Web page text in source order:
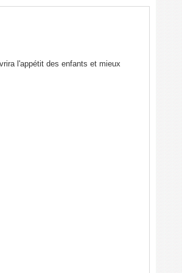
l'appétit des enfants et mieux